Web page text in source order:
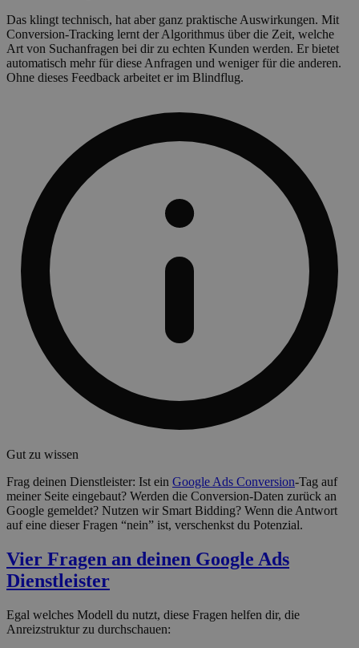
Das klingt technisch, hat aber ganz praktische Auswirkungen. Mit
Conversion-Tracking lernt der Algorithmus über die Zeit, welche
Art von Suchanfragen bei dir zu echten Kunden werden. Er bietet
automatisch mehr für diese Anfragen und weniger für die anderen.
Ohne dieses Feedback arbeitet er im Blindflug.
Gut zu wissen
Frag deinen Dienstleister: Ist ein Google Ads Conversion-Tag auf
meiner Seite eingebaut? Werden die Conversion-Daten zurück an
Google gemeldet? Nutzen wir Smart Bidding? Wenn die Antwort
auf eine dieser Fragen “nein” ist, verschenkst du Potenzial.
Vier Fragen an deinen Google Ads
Dienstleister
Egal welches Modell du nutzt, diese Fragen helfen dir, die
Anreizstruktur zu durchschauen: